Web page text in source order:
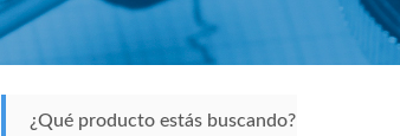
¿Qué producto estás buscando?